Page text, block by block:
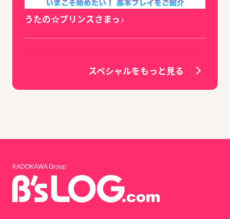
うたの☆プリンスさまっ♪
スペシャルをもっと見る
KADOKAWA Group